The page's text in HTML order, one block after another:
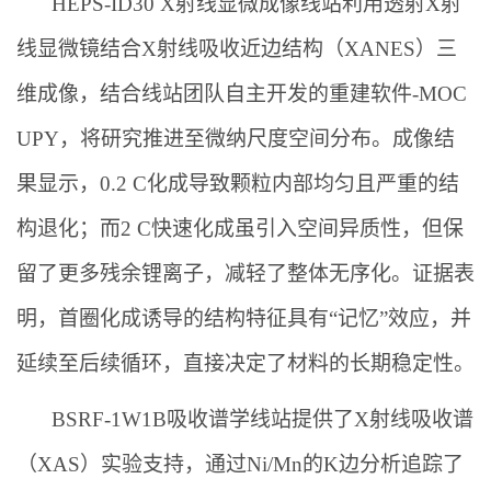
线显微镜结合X射线吸收近边结构（XANES）三
维成像，结合线站团队自主开发的重建软件-MOC
UPY，将研究推进至微纳尺度空间分布。成像结
果显示，0.2 C化成导致颗粒内部均匀且严重的结
构退化；而2 C快速化成虽引入空间异质性，但保
留了更多残余锂离子，减轻了整体无序化。证据表
明，首圈化成诱导的结构特征具有“记忆”效应，并
延续至后续循环，直接决定了材料的长期稳定性。
BSRF-1W1B吸收谱学线站提供了X射线吸收谱
（XAS）实验支持，通过Ni/Mn的K边分析追踪了